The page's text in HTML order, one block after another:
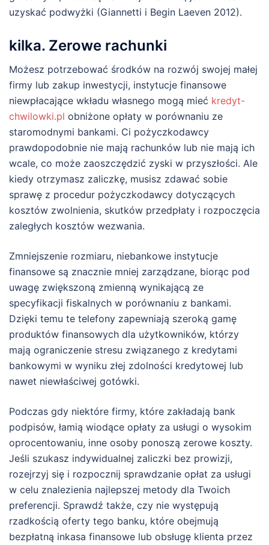
uzyskać podwyżki (Giannetti i Begin Laeven 2012).
kilka. Zerowe rachunki
Możesz potrzebować środków na rozwój swojej małej
firmy lub zakup inwestycji, instytucje finansowe
niewpłacające wkładu własnego mogą mieć kredyt-
chwilowki.pl obniżone opłaty w porównaniu ze
staromodnymi bankami. Ci pożyczkodawcy
prawdopodobnie nie mają rachunków lub nie mają ich
wcale, co może zaoszczędzić zyski w przyszłości. Ale
kiedy otrzymasz zaliczkę, musisz zdawać sobie
sprawę z procedur pożyczkodawcy dotyczących
kosztów zwolnienia, skutków przedpłaty i rozpoczęcia
zaległych kosztów wezwania.
Zmniejszenie rozmiaru, niebankowe instytucje
finansowe są znacznie mniej zarządzane, biorąc pod
uwagę zwiększoną zmienną wynikającą ze
specyfikacji fiskalnych w porównaniu z bankami.
Dzięki temu te telefony zapewniają szeroką gamę
produktów finansowych dla użytkowników, którzy
mają ograniczenie stresu związanego z kredytami
bankowymi w wyniku złej zdolności kredytowej lub
nawet niewłaściwej gotówki.
Podczas gdy niektóre firmy, które zakładają bank
podpisów, łamią wiodące opłaty za usługi o wysokim
oprocentowaniu, inne osoby ponoszą zerowe koszty.
Jeśli szukasz indywidualnej zaliczki bez prowizji,
rozejrzyj się i rozpocznij sprawdzanie opłat za usługi
w celu znalezienia najlepszej metody dla Twoich
preferencji. Sprawdź także, czy nie występują
rzadkością oferty tego banku, które obejmują
bezpłatną inkasa finansowe lub obsługę klienta przez